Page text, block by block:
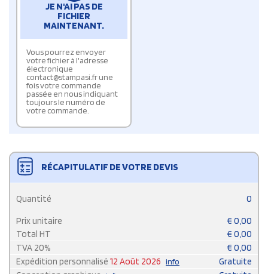
JE N'AI PAS DE
FICHIER
MAINTENANT.
Vous pourrez envoyer
votre fichier à l'adresse
électronique
contact@stampasi.fr une
fois votre commande
passée en nous indiquant
toujours le numéro de
votre commande.
RÉCAPITULATIF DE VOTRE DEVIS
Quantité 0
Prix unitaire € 0,00
Total HT
€ 0,00
TVA 20% € 0,00
Expédition personnalisé 12 Août 2026 info
Gratuite